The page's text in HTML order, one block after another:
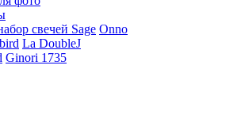
свечей Sage Onno
La DoubleJ
Ginori 1735